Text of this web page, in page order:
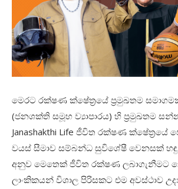
මෙරට රක්ෂණ ක්ෂේත්‍රයේ ප්‍රමුඛතම
(ජනශක්ති සමූහ ව්‍යාපාරය) හි ප්‍රමුඛතම
Janashakthi Life ජීවිත රක්ෂණ
වයස් සීමාව සම්බන්ධ සුවිශේෂී වෙනසක්
අනුව මෙතෙක් ජීවිත රක්ෂණ ලබාගැනීමට
ලාංකිකයන් විශාල පිරිසකට එම අවස්ථාව